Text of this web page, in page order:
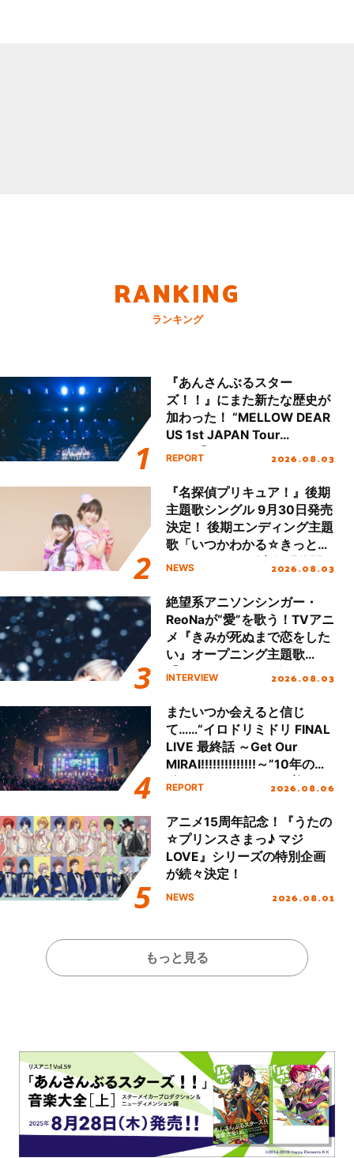
RANKING
ランキング
『あんさんぶるスター
ズ！！』にまた新たな歴史が
加わった！ “MELLOW DEAR
US 1st JAPAN Tour
Final「NICE to meet YOU
ート!!
REPORT 2026.08.03
『名探偵プリキュア！』後期
主題歌シングル 9月30日発売
決定！ 後期エンディング主題
歌「いつかわかる☆きっとあ
える」TVサイズ先行配信開
NEWS 2026.08.03
絶望系アニソンシンガー・
ReoNaが“愛”を歌う！TVアニ
メ『きみが死ぬまで恋をした
い』オープニング主題歌
「Amore」インタビュー
INTERVIEW 2026.08.03
またいつか会えると信じ
て……“イロドリミドリ FINAL
LIVE 最終話 ～Get Our
MIRAI!!!!!!!!!!!!!!～”10年の活
動を経てファイナルを迎える
REPORT 2026.08.06
アニメ15周年記念！『うたの
☆プリンスさまっ♪ マジ
LOVE』シリーズの特別企画
が続々決定！
NEWS 2026.08.01
もっと見る